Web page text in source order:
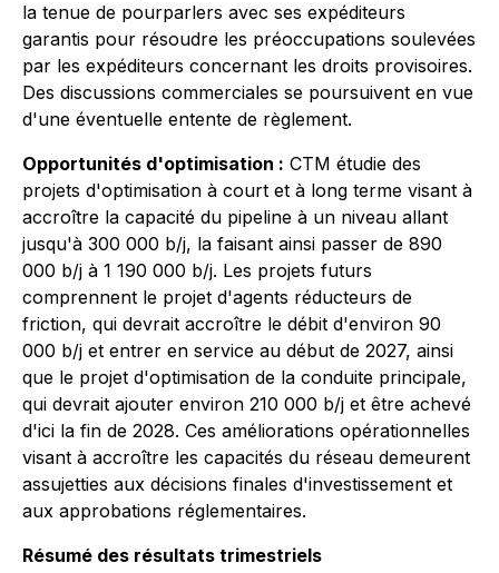
la tenue de pourparlers avec ses expéditeurs
garantis pour résoudre les préoccupations soulevées
par les expéditeurs concernant les droits provisoires.
Des discussions commerciales se poursuivent en vue
d'une éventuelle entente de règlement.
Opportunités d'optimisation : CTM étudie des
projets d'optimisation à court et à long terme visant à
accroître la capacité du pipeline à un niveau allant
jusqu'à 300 000 b/j, la faisant ainsi passer de 890
000 b/j à 1 190 000 b/j. Les projets futurs
comprennent le projet d'agents réducteurs de
friction, qui devrait accroître le débit d'environ 90
000 b/j et entrer en service au début de 2027, ainsi
que le projet d'optimisation de la conduite principale,
qui devrait ajouter environ 210 000 b/j et être achevé
d'ici la fin de 2028. Ces améliorations opérationnelles
visant à accroître les capacités du réseau demeurent
assujetties aux décisions finales d'investissement et
aux approbations réglementaires.
Résumé des résultats trimestriels